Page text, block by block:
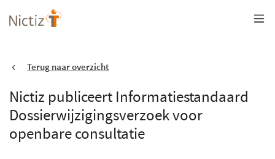
Overslaan
en
gaanTerug naar overzicht
Nictiz publiceert Informatiestandaard
Dossierwijzigingsverzoek voor
openbare consultatie